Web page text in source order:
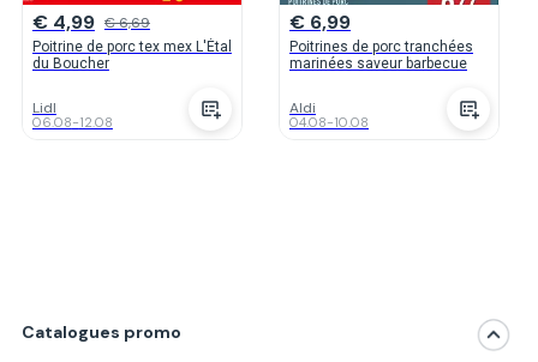
€ 4,99 € 6,69
Poitrine de porc tex mex L'Étal
du Boucher
Lidl
06.08-12.08
€ 6,99
Poitrines de porc tranchées
marinées saveur barbecue
Aldi
04.08-10.08
Catalogues promo